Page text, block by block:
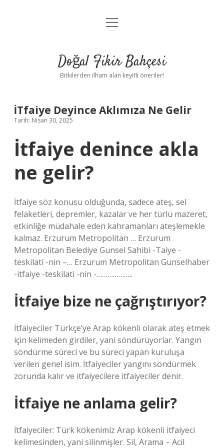
Anasayfa
Yasal Uyarı
menüyü
Doğal Fikir Bahçesi
Bitkilerden ilham alan keyifli öneriler!
İTfaiye Deyince Aklımıza Ne Gelir
Tarih: Nisan 30, 2025
İtfaiye denince akla
ne gelir?
İtfaiye söz konusu olduğunda, sadece ateş, sel
felaketleri, depremler, kazalar ve her türlü mazeret,
etkinliğe müdahale eden kahramanları ateşlemekle
kalmaz. Erzurum Metropolitan … Erzurum
Metropolitan Belediye Gunsel Sahibi -Taiye -
teskilati -nin –… Erzurum Metropolitan Gunselhaber
-itfaiye -teskilati -nin -………………..
İtfaiye bize ne çağrıştırıyor?
İtfaiyeciler Türkçe’ye Arap kökenli olarak ateş etmek
için kelimeden girdiler, yani söndürüyorlar. Yangın
söndürme süreci ve bu süreci yapan kuruluşa
verilen genel isim. İtfaiyeciler yangını söndürmek
zorunda kalır ve itfaiyecilere itfaiyeciler denir.
İtfaiye ne anlama gelir?
İtfaiyeciler: Türk kökenimiz Arap kökenli itfaiyeci
kelimesinden, yani silinmişler. Sil, Arama – Acil